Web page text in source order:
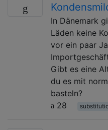
In Dänemark
Läden keine
vor ein paar
Gibt es eine
du es mit
basteln?
28